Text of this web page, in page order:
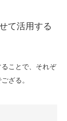
て活用する
ことで、それぞ
ざる。